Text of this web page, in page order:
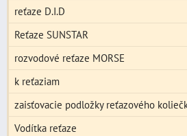
reťaze D.I.D
Reťaze SUNSTAR
rozvodové reťaze MORSE
k reťaziam
zaisťovacie podložky reťazového
Vodítka reťaze